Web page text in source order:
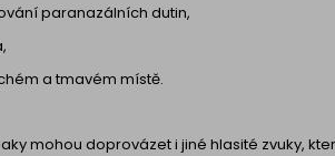
paranazálních dutin,
a tmavém místě.
mohou doprovázet i jiné hlasité zvuky,